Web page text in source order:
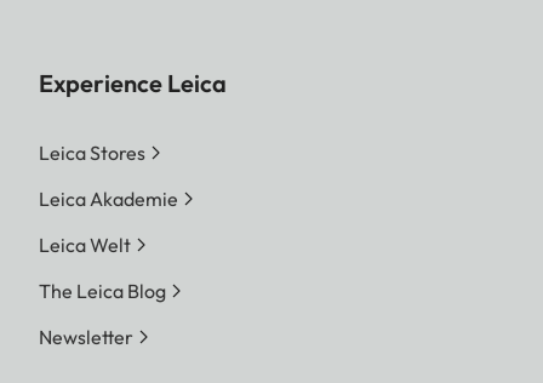
Experience Leica
Leica Stores
Leica Akademie
Leica Welt
The Leica Blog
Newsletter